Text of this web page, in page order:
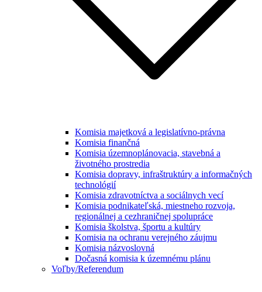
Komisia majetková a legislatívno-právna
Komisia finančná
Komisia územnoplánovacia, stavebná a
životného prostredia
Komisia dopravy, infraštruktúry a informačných
technológií
Komisia zdravotníctva a sociálnych vecí
Komisia podnikateľská, miestneho rozvoja,
regionálnej a cezhraničnej spolupráce
Komisia školstva, športu a kultúry
Komisia na ochranu verejného záujmu
Komisia názvoslovná
Dočasná komisia k územnému plánu
Voľby/Referendum